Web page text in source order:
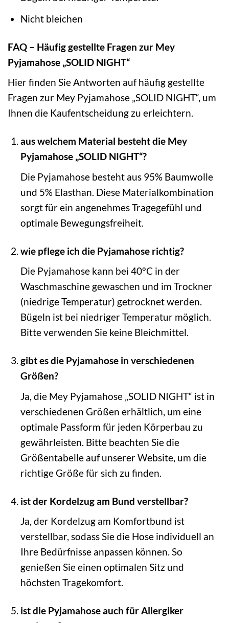
Nicht bleichen
FAQ – Häufig gestellte Fragen zur Mey
Pyjamahose „SOLID NIGHT“
Hier finden Sie Antworten auf häufig gestellte
Fragen zur Mey Pyjamahose „SOLID NIGHT“, um
Ihnen die Kaufentscheidung zu erleichtern.
aus welchem Material besteht die Mey
Pyjamahose „SOLID NIGHT“?
Die Pyjamahose besteht aus 95% Baumwolle
und 5% Elasthan. Diese Materialkombination
sorgt für ein angenehmes Tragegefühl und
optimale Bewegungsfreiheit.
wie pflege ich die Pyjamahose richtig?
Die Pyjamahose kann bei 40°C in der
Waschmaschine gewaschen und im Trockner
(niedrige Temperatur) getrocknet werden.
Bügeln ist bei niedriger Temperatur möglich.
Bitte verwenden Sie keine Bleichmittel.
gibt es die Pyjamahose in verschiedenen
Größen?
Ja, die Mey Pyjamahose „SOLID NIGHT“ ist in
verschiedenen Größen erhältlich, um eine
optimale Passform für jeden Körperbau zu
gewährleisten. Bitte beachten Sie die
Größentabelle auf unserer Website, um die
richtige Größe für sich zu finden.
ist der Kordelzug am Bund verstellbar?
Ja, der Kordelzug am Komfortbund ist
verstellbar, sodass Sie die Hose individuell an
Ihre Bedürfnisse anpassen können. So
genießen Sie einen optimalen Sitz und
höchsten Tragekomfort.
ist die Pyjamahose auch für Allergiker